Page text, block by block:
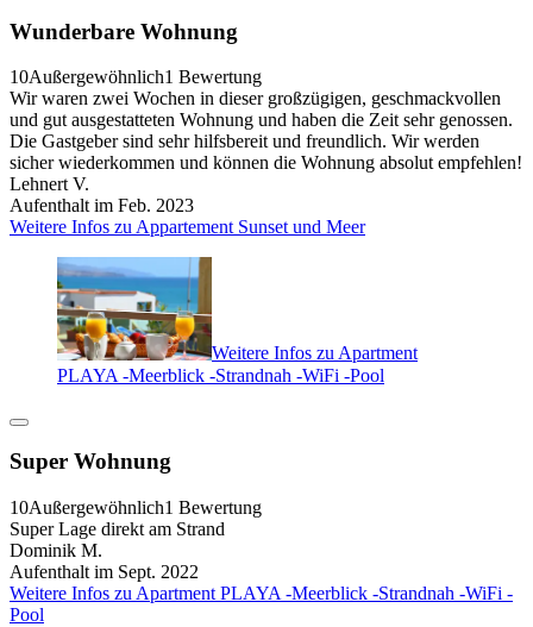
Wunderbare Wohnung
10Außergewöhnlich1 Bewertung
Wir waren zwei Wochen in dieser großzügigen, geschmackvollen
und gut ausgestatteten Wohnung und haben die Zeit sehr genossen.
Die Gastgeber sind sehr hilfsbereit und freundlich. Wir werden
sicher wiederkommen und können die Wohnung absolut empfehlen!
Lehnert V.
Aufenthalt im Feb. 2023
Weitere Infos zu Appartement Sunset und Meer
Weitere Infos zu Apartment
PLAYA -Meerblick -Strandnah -WiFi -Pool
Super Wohnung
10Außergewöhnlich1 Bewertung
Super Lage direkt am Strand
Dominik M.
Aufenthalt im Sept. 2022
Weitere Infos zu Apartment PLAYA -Meerblick -Strandnah -WiFi -
Pool